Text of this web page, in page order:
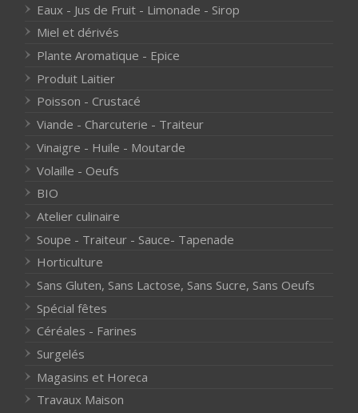
Eaux - Jus de Fruit - Limonade - Sirop
Miel et dérivés
Plante Aromatique - Epice
Produit Laitier
Poisson - Crustacé
Viande - Charcuterie - Traiteur
Vinaigre - Huile - Moutarde
Volaille - Oeufs
BIO
Atelier culinaire
Soupe - Traiteur - Sauce- Tapenade
Horticulture
Sans Gluten, Sans Lactose, Sans Sucre, Sans Oeufs
Spécial fêtes
Céréales - Farines
Surgelés
Magasins et Horeca
Travaux Maison